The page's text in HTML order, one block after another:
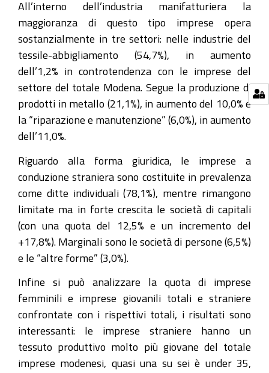
All’interno dell’industria manifatturiera la
maggioranza di questo tipo imprese opera
sostanzialmente in tre settori: nelle industrie del
tessile-abbigliamento (54,7%), in aumento
dell’1,2% in controtendenza con le imprese del
settore del totale Modena. Segue la produzione di
prodotti in metallo (21,1%), in aumento del 10,0% e
la “riparazione e manutenzione” (6,0%), in aumento
dell’11,0%.
Riguardo alla forma giuridica, le imprese a
conduzione straniera sono costituite in prevalenza
come ditte individuali (78,1%), mentre rimangono
limitate ma in forte crescita le società di capitali
(con una quota del 12,5% e un incremento del
+17,8%). Marginali sono le società di persone (6,5%)
e le “altre forme” (3,0%).
Infine si può analizzare la quota di imprese
femminili e imprese giovanili totali e straniere
confrontate con i rispettivi totali, i risultati sono
interessanti: le imprese straniere hanno un
tessuto produttivo molto più giovane del totale
imprese modenesi, quasi una su sei è under 35,